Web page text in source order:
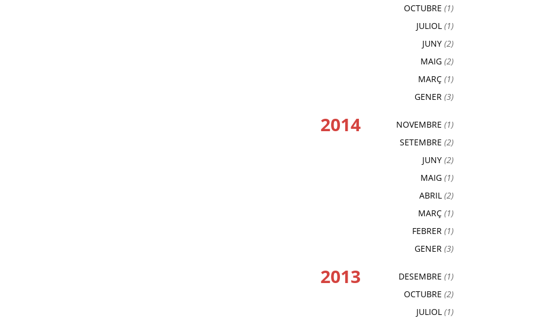
OCTUBRE (1)
JULIOL (1)
JUNY (2)
MAIG (2)
MARÇ (1)
GENER (3)
2014 NOVEMBRE (1)
SETEMBRE (2)
JUNY (2)
MAIG (1)
ABRIL (2)
MARÇ (1)
FEBRER (1)
GENER (3)
2013 DESEMBRE (1)
OCTUBRE (2)
JULIOL (1)